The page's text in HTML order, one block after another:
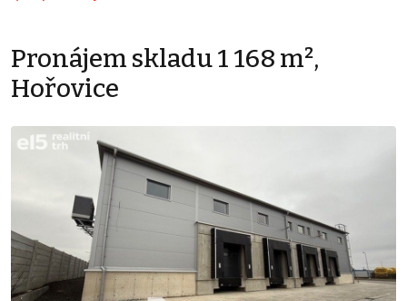
Pronájem skladu 1 168 m²,
Hořovice